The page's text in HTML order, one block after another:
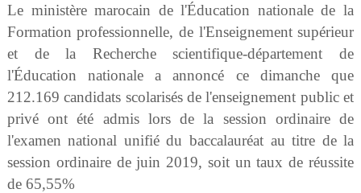
Le ministère marocain de l'Éducation nationale de la
Formation professionnelle, de l'Enseignement supérieur
et de la Recherche scientifique-département de
l'Éducation nationale a annoncé ce dimanche que
212.169 candidats scolarisés de l'enseignement public et
privé ont été admis lors de la session ordinaire de
l'examen national unifié du baccalauréat au titre de la
session ordinaire de juin 2019, soit un taux de réussite
de 65,55%